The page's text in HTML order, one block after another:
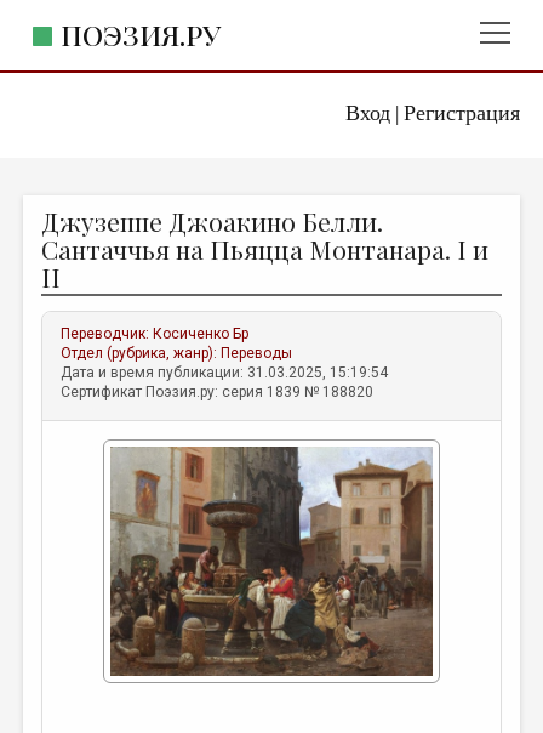
Вход| Регистрация
ПОЭЗИЯ.РУ
ЖАНРЫ
АВТОРЫ
КОММЕНТАРИИ
ЛИТСАЛОН
НОВОСТИ
ПРАВИЛА САЙТА
ОТДЕЛЫ И РУБРИКИ
ИЗБРАННОЕ
ДАЙДЖЕСТ
ПРОИЗВЕДЕНИЯ
ПЕРЕВОДЫ
Джузеппе Джоакино Белли.
Сантаччья на Пьяцца Монтанара. I и
II
Переводчик: Косиченко Бр
Отдел (рубрика, жанр): Переводы
Дата и время публикации: 31.03.2025, 15:19:54
Сертификат Поэзия.ру: серия 1839 № 188820